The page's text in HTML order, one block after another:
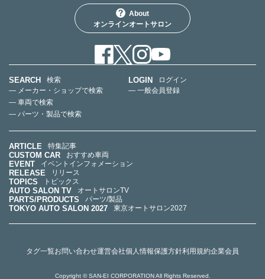
About
オンラインオートサロン
SEARCH
検索
— メーカー・ショップで検索
— 車両で検索
— パーツ・製品で検索
LOGIN
ログイン
— 一般会員登録
ARTICLE 特集記事
CUSTOM CAR おすすめ車両
EVENT イベントインフォメーション
RELEASE リリース
TOPICS トピックス
AUTO SALON TV オートサロンTV
PARTS/PRODUCTS パーツ/製品
TOKYO AUTO SALON 2027 東京オートサロン2027
タグ一覧お問い合わせ運営会社個人情報保護方針利用規約企業会員
Copyright © SAN-EI CORPORATION All Rights Reserved.